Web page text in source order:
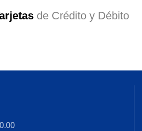
de Crédito y Débito